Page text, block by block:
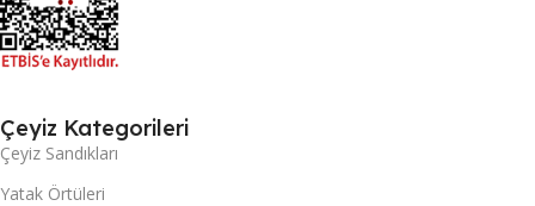
Çeyiz Kategorileri
Çeyiz Sandıkları
Yatak Örtüleri